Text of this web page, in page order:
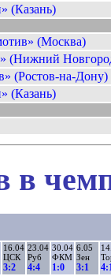
(Казань)
(Москва)
(Нижний
(Ростов-на-Дону)
(Казань)
в
16.04
ЦСК
3:2
23.04
Руб
4:4
30.04
ФКМ
1:0
6.05
Зен
3:1